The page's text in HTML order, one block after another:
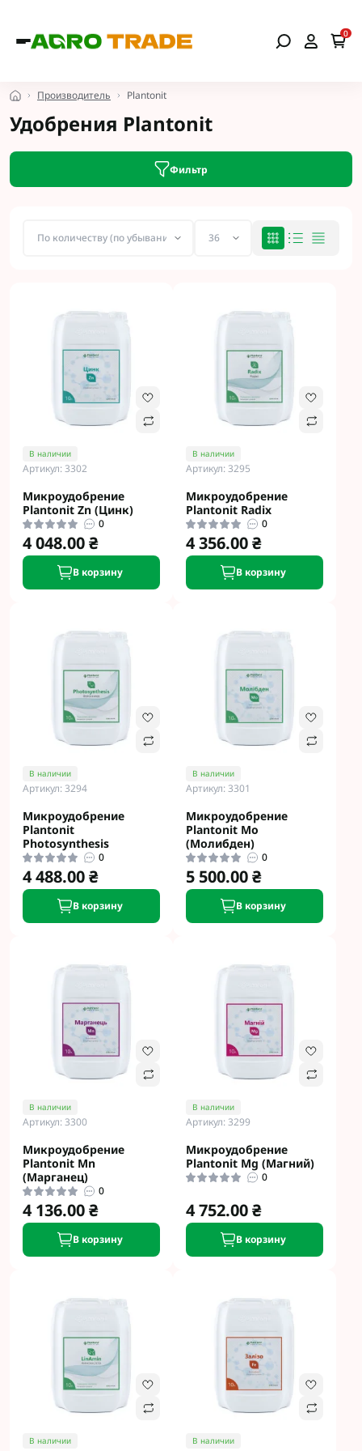
0
Производитель Plantonit
Удобрения Plantonit
Фильтр
В наличии
Артикул: 3302
Микроудобрение
Plantonit Zn (Цинк)
0
4 048.00 ₴
В корзину
В наличии
Артикул: 3295
Микроудобрение
Plantonit Radix
0
4 356.00 ₴
В корзину
В наличии
Артикул: 3294
Микроудобрение
Plantonit
Photosynthesis
0
4 488.00 ₴
В корзину
В наличии
Артикул: 3301
Микроудобрение
Plantonit Mo
(Молибден)
0
5 500.00 ₴
В корзину
В наличии
Артикул: 3300
Микроудобрение
Plantonit Mn
(Марганец)
0
4 136.00 ₴
В корзину
В наличии
Артикул: 3299
Микроудобрение
Plantonit Mg (Магний)
0
4 752.00 ₴
В корзину
В наличии В наличии